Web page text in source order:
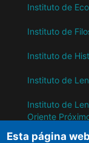
Instituto de
Instituto de
Instituto de
Instituto de
Instituto de
Oriente
Instituto de
Esta página